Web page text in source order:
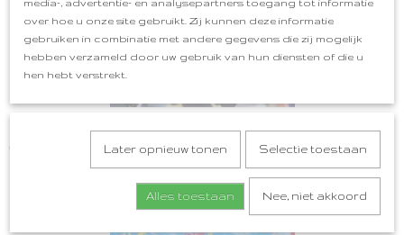
Oeteldonk Horen Zien Zwijgen, Heure Zien Oewe Bek Houwe
€ 4,99
media-, advertentie- en analysepartners toegang tot informatie
over hoe u onze site gebruikt. Zij kunnen deze informatie
gebruiken in combinatie met andere gegevens die zij mogelijk
hebben verzameld door uw gebruik van hun diensten of die u
hen hebt verstrekt.
Later opnieuw tonen Selectie toestaan
Alles toestaan Nee, niet akkoord